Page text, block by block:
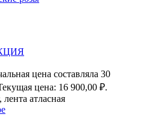
цена составляла 30
цена: 16 900,00 ₽.
атласная